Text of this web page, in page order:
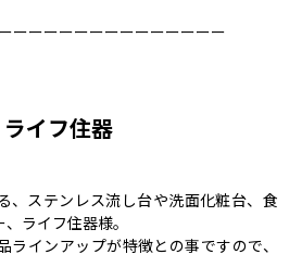
ーーーーーーーーーーーーーー
ライフ住器
、ステンレス流し台や洗面化粧台、食
ライフ住器様。
ラインアップが特徴との事ですので、